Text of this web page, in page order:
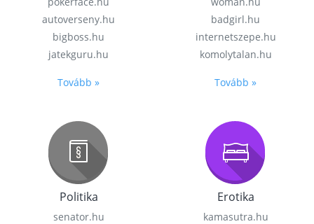
autoverseny.hu
bigboss.hu
jatekguru.hu
Tovább »
badgirl.hu
internetszepe.hu
komolytalan.hu
Tovább »
Politika
senator.hu
Erotika
kamasutra.hu